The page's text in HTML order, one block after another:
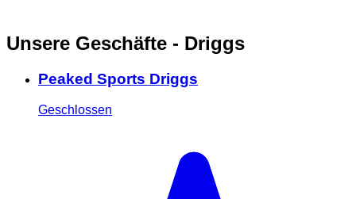
Unsere Geschäfte - Driggs
Peaked Sports Driggs
Geschlossen